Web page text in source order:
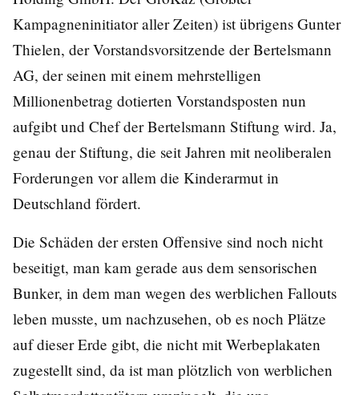
Kampagneninitiator aller Zeiten) ist übrigens Gunter
Thielen, der Vorstandsvorsitzende der Bertelsmann
AG, der seinen mit einem mehrstelligen
Millionenbetrag dotierten Vorstandsposten nun
aufgibt und Chef der Bertelsmann Stiftung wird. Ja,
genau der Stiftung, die seit Jahren mit neoliberalen
Forderungen vor allem die Kinderarmut in
Deutschland fördert.
Die Schäden der ersten Offensive sind noch nicht
beseitigt, man kam gerade aus dem sensorischen
Bunker, in dem man wegen des werblichen Fallouts
leben musste, um nachzusehen, ob es noch Plätze
auf dieser Erde gibt, die nicht mit Werbeplakaten
zugestellt sind, da ist man plötzlich von werblichen